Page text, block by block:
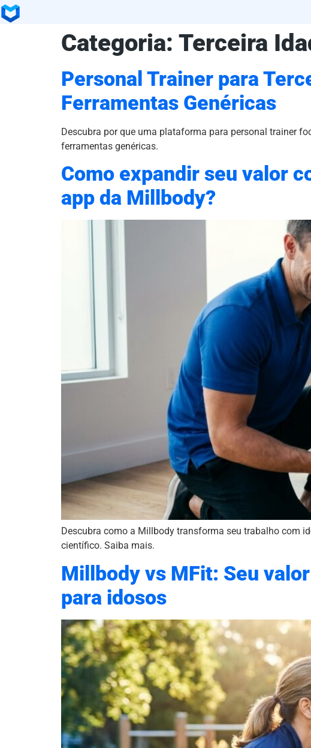
Categoria: Terceira
Personal Trainer para
Ferramentas Genéricas
Descubra por que uma plataforma para personal trainer
ferramentas genéricas.
Como expandir seu valor
app da Millbody?
Descubra como a Millbody transforma seu trabalho com
científico. Saiba mais.
Millbody vs MFit: Seu
para idosos